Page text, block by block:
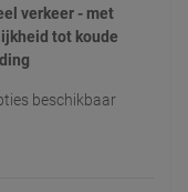
verkeer - met
tot koude
beschikbaar